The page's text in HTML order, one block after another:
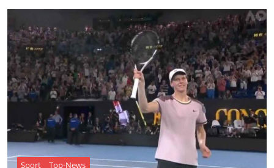
Sport Top-News